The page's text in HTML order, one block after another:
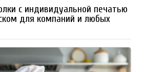
с индивидуальной печатью
для компаний и любых